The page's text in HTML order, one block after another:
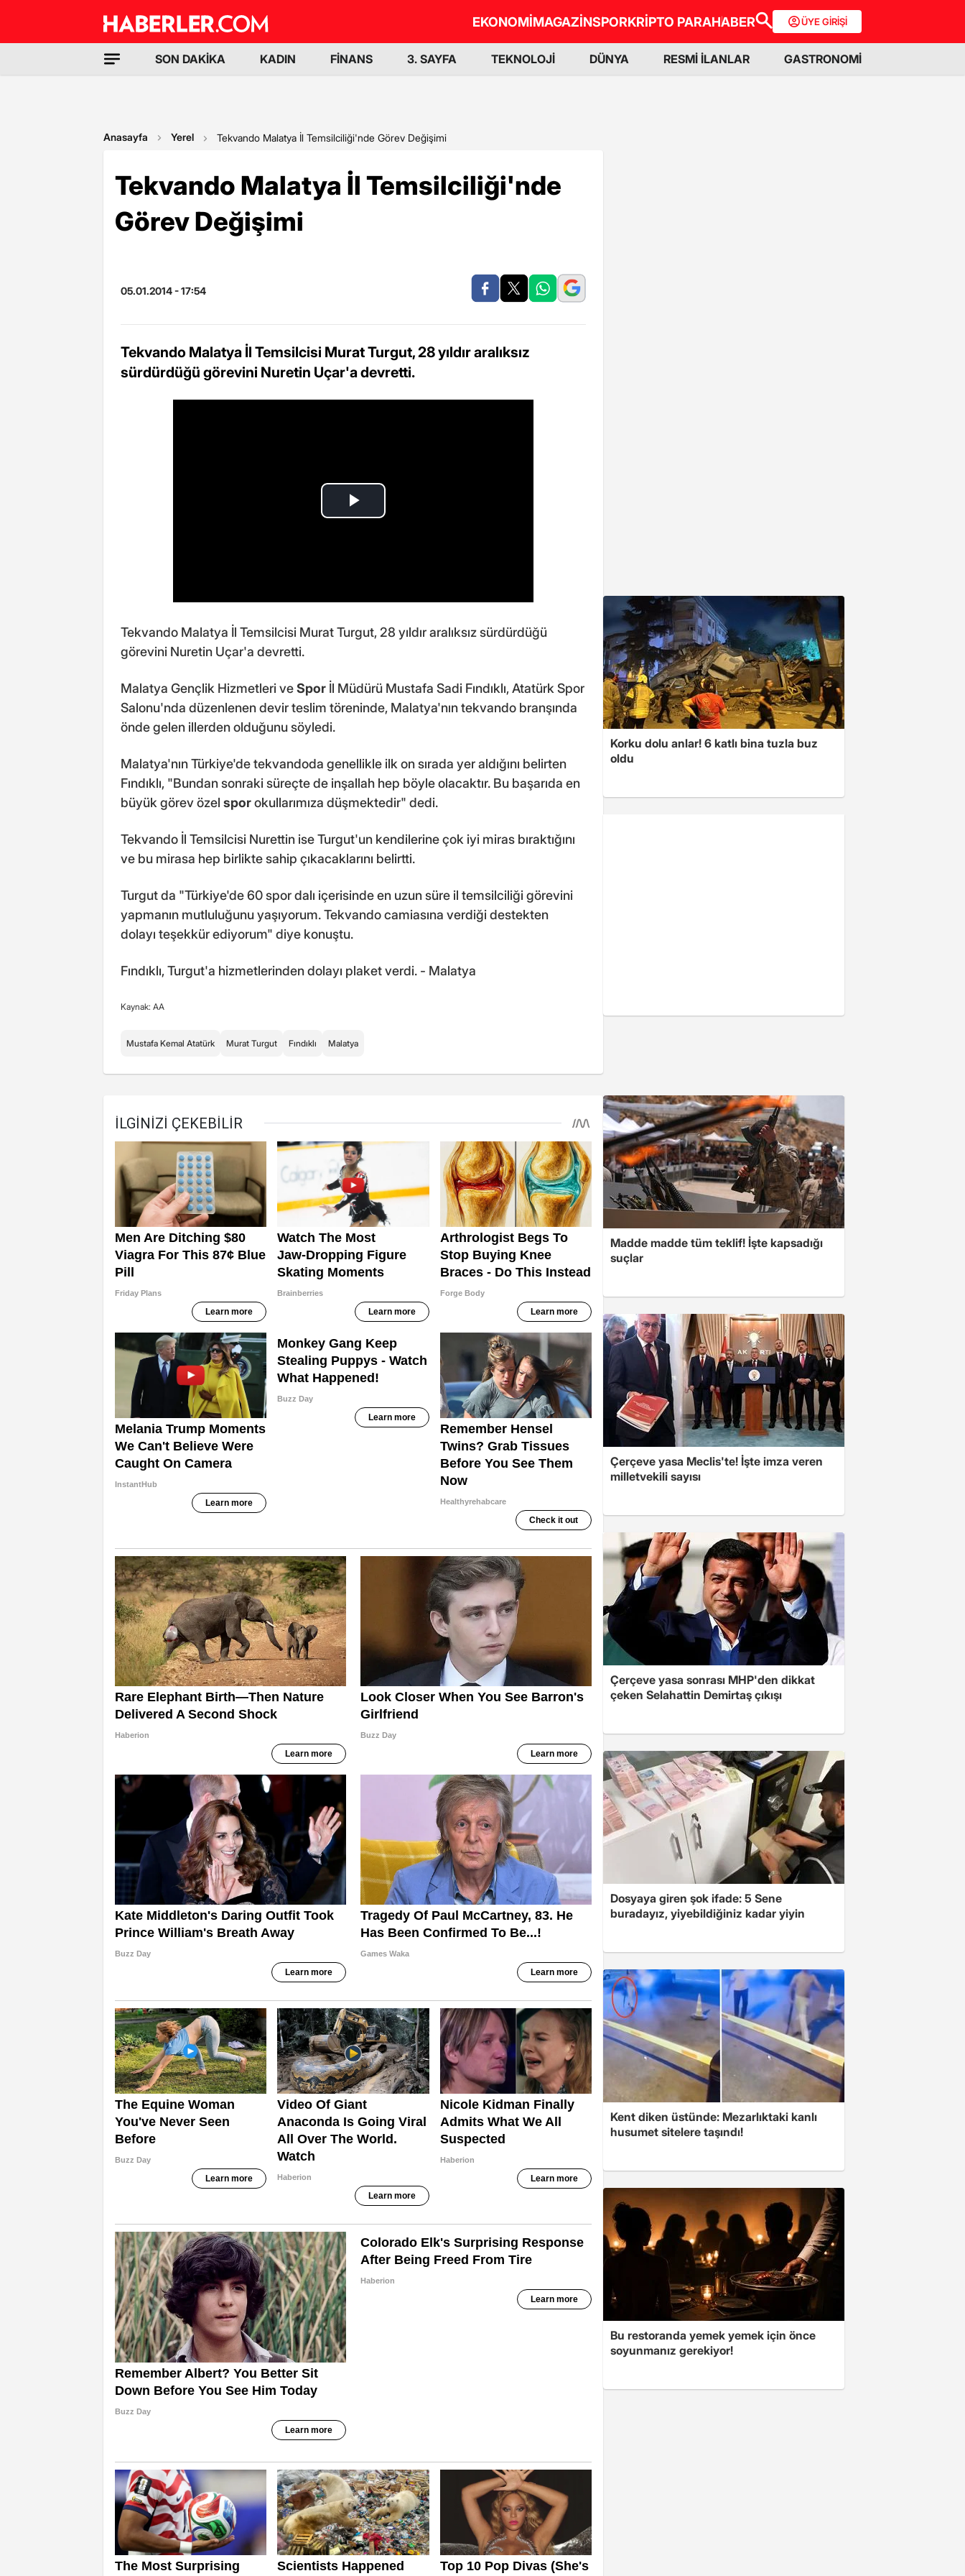
EKONOMİMAGAZİNSPORKRİPTO PARAHABER ÜYE GİRİŞİ
SON DAKİKA KADIN FİNANS 3. SAYFA TEKNOLOJİ DÜNYA RESMİ İLANLAR GASTRONOMİ
Anasayfa Yerel Tekvando Malatya İl Temsilciliği'nde Görev Değişimi
Tekvando Malatya İl Temsilciliği'nde
Görev Değişimi
05.01.2014 - 17:54
Tekvando Malatya İl Temsilcisi Murat Turgut, 28 yıldır aralıksız
sürdürdüğü görevini Nuretin Uçar'a devretti.
Tekvando Malatya İl Temsilcisi Murat Turgut, 28 yıldır aralıksız sürdürdüğü
görevini Nuretin Uçar'a devretti.
Malatya Gençlik Hizmetleri veSpor İl Müdürü Mustafa Sadi Fındıklı, Atatürk Spor
Salonu'nda düzenlenen devir teslim töreninde, Malatya'nın tekvando branşında
önde gelen illerden olduğunu söyledi.
Malatya'nın Türkiye'de tekvandoda genellikle ilk on sırada yer aldığını belirten
Fındıklı, "Bundan sonraki süreçte de inşallah hep böyle olacaktır. Bu başarıda en
büyük görev özel sporokullarımıza düşmektedir" dedi.
Tekvando İl Temsilcisi Nurettin ise Turgut'un kendilerine çok iyi miras bıraktığını
ve bu mirasa hep birlikte sahip çıkacaklarını belirtti.
Turgut da "Türkiye'de 60 spor dalı içerisinde en uzun süre il temsilciliği görevini
yapmanın mutluluğunu yaşıyorum. Tekvando camiasına verdiği destekten
dolayı teşekkür ediyorum" diye konuştu.
Fındıklı, Turgut'a hizmetlerinden dolayı plaket verdi. - Malatya
Kaynak: AA
Mustafa Kemal Atatürk Murat Turgut Fındıklı Malatya
Korku dolu anlar! 6 katlı bina tuzla buz
oldu
Madde madde tüm teklif! İşte kapsadığı
suçlar
Çerçeve yasa Meclis'te! İşte imza veren
milletvekili sayısı
Çerçeve yasa sonrası MHP'den dikkat
çeken Selahattin Demirtaş çıkışı
Dosyaya giren şok ifade: 5 Sene
buradayız, yiyebildiğiniz kadar yiyin
Kent diken üstünde: Mezarlıktaki kanlı
husumet sitelere taşındı!
Bu restoranda yemek yemek için önce
soyunmanız gerekiyor!